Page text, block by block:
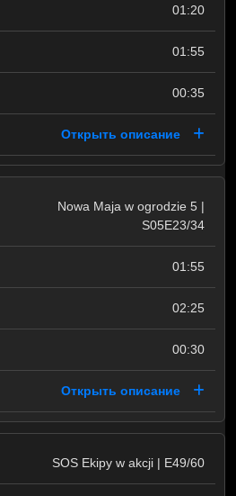
01:20
01:55
00:35
Открыть описание
Nowa Maja w ogrodzie 5 |
S05E23/34
01:55
02:25
00:30
Открыть описание
SOS Ekipy w akcji | E49/60